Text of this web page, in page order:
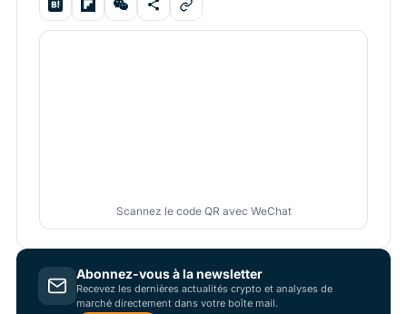
Scannez le code QR avec WeChat
Abonnez-vous à la newsletter
Recevez les dernières actualités crypto et analyses de
marché directement dans votre boîte mail.